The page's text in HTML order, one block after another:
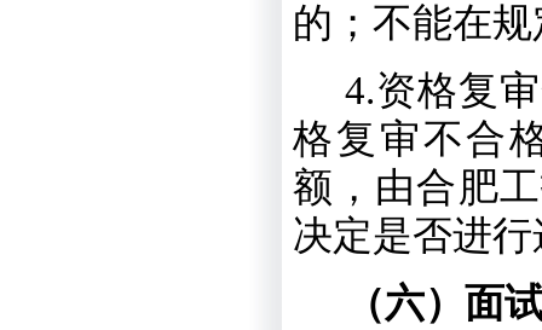
的；不能在
4.资格复
格复审不合
额，由合肥
决定是否进
（六）面